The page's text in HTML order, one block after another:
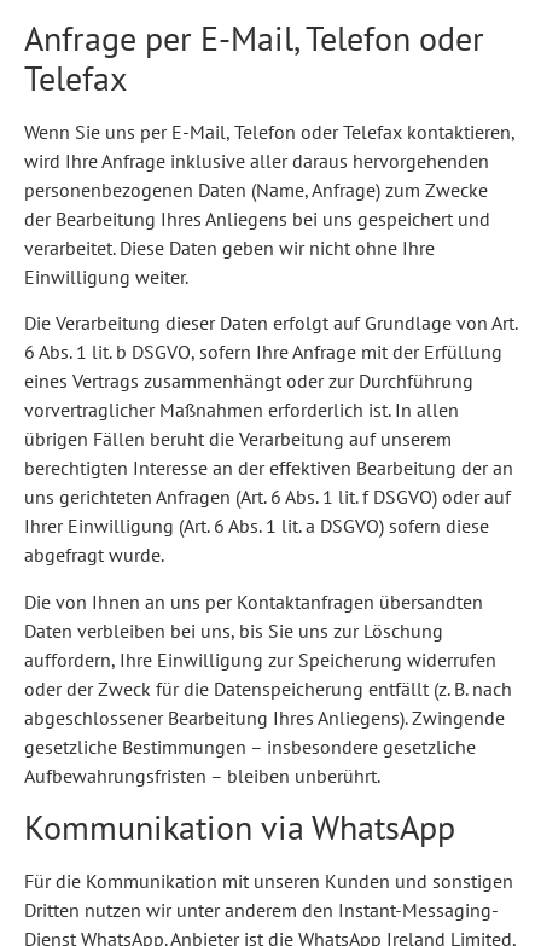
Anfrage per E-Mail, Telefon oder
Telefax
Wenn Sie uns per E-Mail, Telefon oder Telefax kontaktieren,
wird Ihre Anfrage inklusive aller daraus hervorgehenden
personenbezogenen Daten (Name, Anfrage) zum Zwecke
der Bearbeitung Ihres Anliegens bei uns gespeichert und
verarbeitet. Diese Daten geben wir nicht ohne Ihre
Einwilligung weiter.
Die Verarbeitung dieser Daten erfolgt auf Grundlage von Art.
6 Abs. 1 lit. b DSGVO, sofern Ihre Anfrage mit der Erfüllung
eines Vertrags zusammenhängt oder zur Durchführung
vorvertraglicher Maßnahmen erforderlich ist. In allen
übrigen Fällen beruht die Verarbeitung auf unserem
berechtigten Interesse an der effektiven Bearbeitung der an
uns gerichteten Anfragen (Art. 6 Abs. 1 lit. f DSGVO) oder auf
Ihrer Einwilligung (Art. 6 Abs. 1 lit. a DSGVO) sofern diese
abgefragt wurde.
Die von Ihnen an uns per Kontaktanfragen übersandten
Daten verbleiben bei uns, bis Sie uns zur Löschung
auffordern, Ihre Einwilligung zur Speicherung widerrufen
oder der Zweck für die Datenspeicherung entfällt (z. B. nach
abgeschlossener Bearbeitung Ihres Anliegens). Zwingende
gesetzliche Bestimmungen – insbesondere gesetzliche
Aufbewahrungsfristen – bleiben unberührt.
Kommunikation via WhatsApp
Für die Kommunikation mit unseren Kunden und sonstigen
Dritten nutzen wir unter anderem den Instant-Messaging-
Dienst WhatsApp. Anbieter ist die WhatsApp Ireland Limited,